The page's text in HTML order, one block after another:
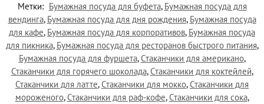
Метки: Бумажная посуда для буфета, Бумажная посуда для
вендинга, Бумажная посуда для дня рождения, Бумажная посуда
для кафе, Бумажная посуда для корпоративов, Бумажная посуда
для пикника, Бумажная посуда для ресторанов быстрого питания,
Бумажная посуда для фуршета,Стаканчики для американо,
Стаканчики для горячего шоколада,Стаканчики для коктейлей,
Стаканчики для латте,Стаканчики для мокко,Стаканчики для
мороженого,Стаканчики для раф-кофе,Стаканчики для сока,